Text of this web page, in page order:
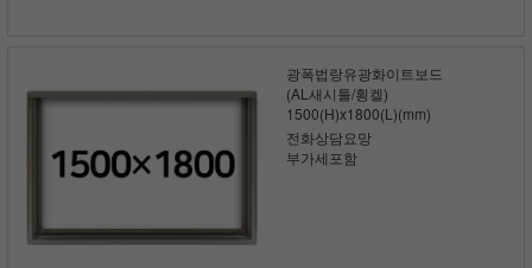
광폭법랑유광화이트보드
(AL새시틀/횡켈)
1500(H)x1800(L)(mm)
전화상담요망
부가세포함